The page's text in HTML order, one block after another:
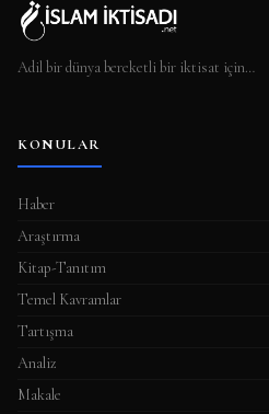
Adil bir dünya bereketli bir iktisat için…
KONULAR
Haber
Araştırma
Kitap-Tanıtım
Temel Kavramlar
Tartışma
Analiz
Makale